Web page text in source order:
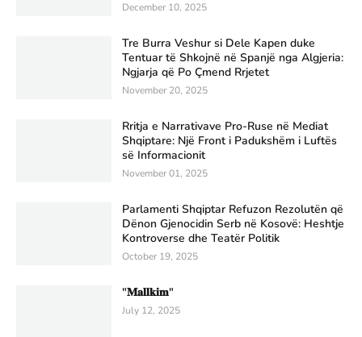
December 10, 2025
Tre Burra Veshur si Dele Kapen duke
Tentuar të Shkojnë në Spanjë nga Algjeria:
Ngjarja që Po Çmend Rrjetet
November 20, 2025
Rritja e Narrativave Pro-Ruse në Mediat
Shqiptare: Një Front i Padukshëm i Luftës
së Informacionit
November 01, 2025
Parlamenti Shqiptar Refuzon Rezolutën që
Dënon Gjenocidin Serb në Kosovë: Heshtje
Kontroverse dhe Teatër Politik
October 19, 2025
"𝐌𝐚𝐥𝐥𝐤𝐢𝐦"
July 12, 2025